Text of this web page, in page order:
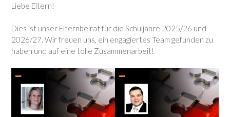
Liebe Eltern!
Dies ist unser Elternbeirat für die Schuljahre 2025/26 und
2026/27. Wir freuen uns, ein engagiertes Team gefunden zu
haben und auf eine tolle Zusammenarbeit!